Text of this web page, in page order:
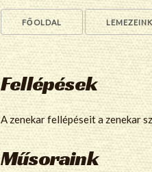
FŐOLDAL LEMEZEINK
Fellépések
A zenekar fellépéseit a zenekar
Műsoraink